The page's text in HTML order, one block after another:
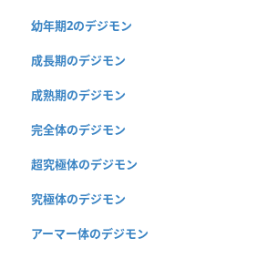
幼年期2のデジモン
成長期のデジモン
成熟期のデジモン
完全体のデジモン
超究極体のデジモン
究極体のデジモン
アーマー体のデジモン